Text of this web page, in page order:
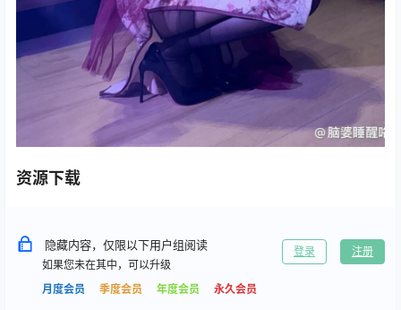
资源下载
隐藏内容，仅限以下用户组阅读
如果您未在其中，可以升级
月度会员
季度会员 年度会员 永久会员
登录 注册